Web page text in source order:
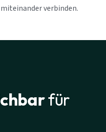
verbinden.
für